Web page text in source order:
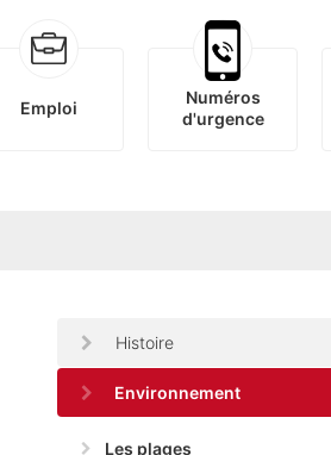
Emploi
Numéros
d'urgence
Histoire
Environnement
Les plages